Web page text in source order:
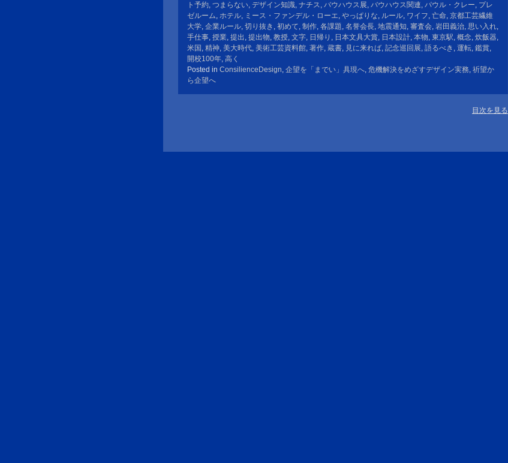
ト予約, つまらない, デザイン知識, ナチス, バウハウス展, バウハウス関連, パウル・クレー, プレ
ゼルーム, ホテル, ミース・ファンデル・ローエ, やっぱりな, ルール, ワイフ, 亡命, 京都工芸繊維
大学, 企業ルール, 切り抜き , 初めて, 制作, 各課題, 名誉会長, 地震通知, 審査会, 岩田義治, 思い入れ,
手仕事, 授業, 提出 , 提出物, 教授, 文字, 日帰り , 日本文具大賞, 日本設計, 本物, 東京駅, 概念, 炊飯器,
米国 , 精神, 美大時代, 美術工芸資料館, 著作, 蔵書, 見に来れば, 記念巡回展, 語るべき , 運転, 鑑賞,
開校100年, 高く
Posted in ConsilienceDesign, 企望を「までい」具現へ, 危機解決をめざすデザイン実務, 祈望か
ら企望へ
目次を見る